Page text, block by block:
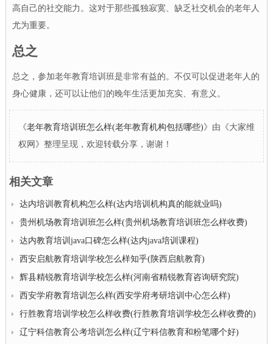
高自己的社交能力。这对于那些孤独寂寞、缺乏社交机会的老年人
尤为重要。
总之
总之，参加老年教育培训班是非常有益的。不仅可以促进老年人的
身心健康，还可以让他们的晚年生活更加充实、有意义。
《老年教育培训班怎么样(老年教育机构包括哪些)》由《大家维
权网》整理呈现，欢迎转载分享，谢谢！
相关文章
达内培训教育机构怎么样(达内培训机构真的能就业吗)
贵州机场教育培训班怎么样(贵州机场教育培训班怎么样收费)
达内教育培训java口碑怎么样(达内java培训课程)
西安启航教育培训学校怎么样知乎(陕西启航教育)
辉县精锐教育培训学校怎么样(河南省精锐教育咨询研究院)
西安学府教育培训怎么样(西安学府考研培训中心怎么样)
行胜教育培训学校怎么样收费(行胜教育培训学校怎么样收费的)
辽宁科信教育公考培训怎么样(辽宁科信教育和粉笔哪个好)